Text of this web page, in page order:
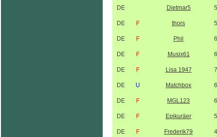
DE Dietmar5
DE F thors
DE F Phil
DE F Musix61
DE F Lisa 1947
DE U Matchbox
DE F MGL123
DE F Epikuräer
DE F Frederik79